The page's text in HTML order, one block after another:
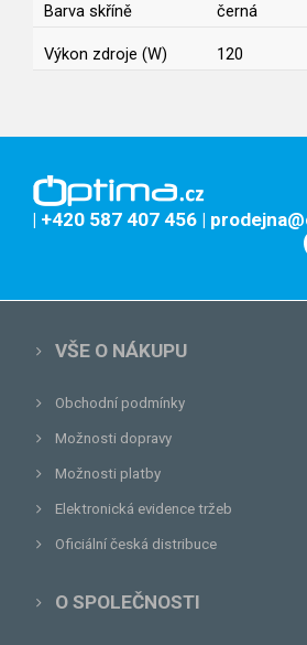
Barva skříně černá
Výkon zdroje (W) 120
| +420 587 407 456 |
VŠE O NÁKUPU
Obchodní podmínky
Možnosti dopravy
Možnosti platby
Elektronická evidence tržeb
Oficiální česká distribuce
O SPOLEČNOSTI